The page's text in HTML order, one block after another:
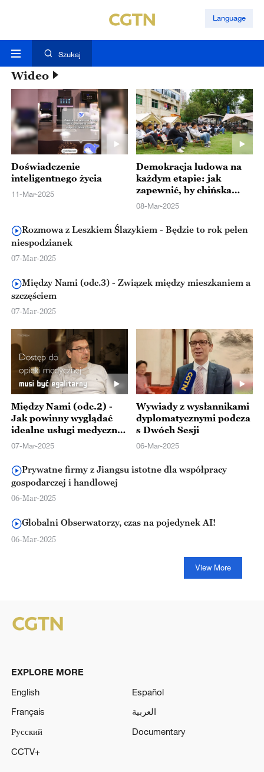
Language
Szukaj
Wideo
Doświadczenie
inteligentnego życia
11-Mar-2025
Demokracja ludowa na
każdym etapie: jak
zapewnić, by chińska
modernizacja
ludzi
08-Mar-2025
Rozmowa z Leszkiem Ślazykiem - Będzie to rok pełen
niespodzianek
07-Mar-2025
Między Nami (odc.3) - Związek między mieszkaniem a
szczęściem
07-Mar-2025
Między Nami (odc.2) -
Jak powinny wyglądać
idealne usługi medyczne
i opieka nad seniorami?
07-Mar-2025
Wywiady z wysłannikami
dyplomatycznymi podcza
s Dwóch Sesji
06-Mar-2025
Prywatne firmy z Jiangsu istotne dla współpracy
gospodarczej i handlowej
06-Mar-2025
Globalni Obserwatorzy, czas na pojedynek AI!
06-Mar-2025
View More
EXPLORE MORE
English
Español
Français
العربية
Русский
Documentary
CCTV+